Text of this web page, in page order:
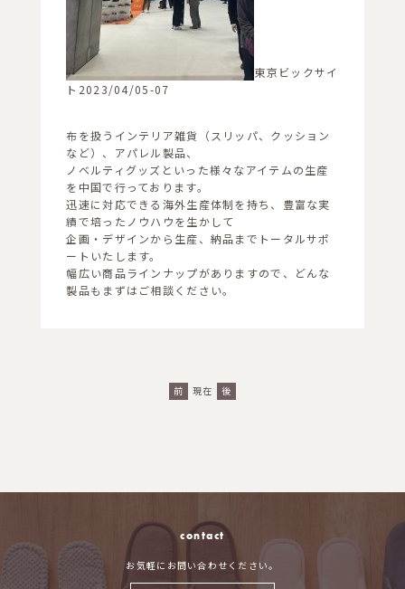
東京ビックサイ
ト2023/04/05-07
布を扱うインテリア雑貨（スリッパ、クッション
など）、アパレル製品、
ノベルティグッズといった様々なアイテムの生産
を中国で行っております。
迅速に対応できる海外生産体制を持ち、豊富な実
績で培ったノウハウを生かして
企画・デザインから生産、納品までトータルサポ
ートいたします。
幅広い商品ラインナップがありますので、どんな
製品もまずはご相談ください。
前 現在 後
contact
お気軽にお問い合わせください。